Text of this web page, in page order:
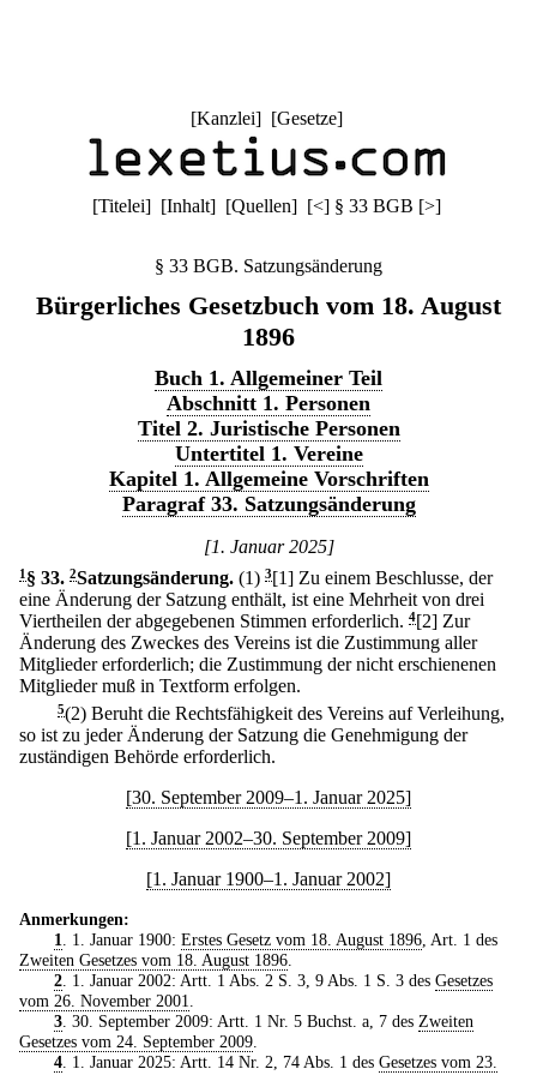
[Kanzlei] [Gesetze]
[Titelei] [Inhalt] [Quellen] [<] § 33 BGB [>]
§ 33 BGB. Satzungsänderung
Bürgerliches Gesetzbuch vom 18. August
1896
Buch 1. Allgemeiner Teil
Abschnitt 1. Personen
Titel 2. Juristische Personen
Untertitel 1. Vereine
Kapitel 1. Allgemeine Vorschriften
Paragraf 33. Satzungsänderung
[1. Januar 2025]
1 § 33. 2Satzungsänderung. (1) 3[1] Zu einem Beschlusse, der
eine Änderung der Satzung enthält, ist eine Mehrheit von drei
Viertheilen der abgegebenen Stimmen erforderlich. 4[2] Zur
Änderung des Zweckes des Vereins ist die Zustimmung aller
Mitglieder erforderlich; die Zustimmung der nicht erschienenen
Mitglieder muß in Textform erfolgen.
5(2) Beruht die Rechtsfähigkeit des Vereins auf Verleihung,
so ist zu jeder Änderung der Satzung die Genehmigung der
zuständigen Behörde erforderlich.
[30. September 2009–1. Januar 2025]
[1. Januar 2002–30. September 2009]
[1. Januar 1900–1. Januar 2002]
Anmerkungen:
1. 1. Januar 1900: Erstes Gesetz vom 18. August 1896, Art. 1 des
Zweiten Gesetzes vom 18. August 1896.
2. 1. Januar 2002: Artt. 1 Abs. 2 S. 3, 9 Abs. 1 S. 3 des Gesetzes
vom 26. November 2001.
3. 30. September 2009: Artt. 1 Nr. 5 Buchst. a, 7 des Zweiten
Gesetzes vom 24. September 2009.
4. 1. Januar 2025: Artt. 14 Nr. 2, 74 Abs. 1 des Gesetzes vom 23.